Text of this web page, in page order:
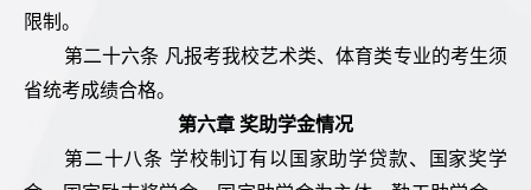
限制。
第二十六条 凡报考我校艺术类、体育类专业的考生须
省统考成绩合格。
第六章 奖助学金情况
第二十八条 学校制订有以国家助学贷款、国家奖学